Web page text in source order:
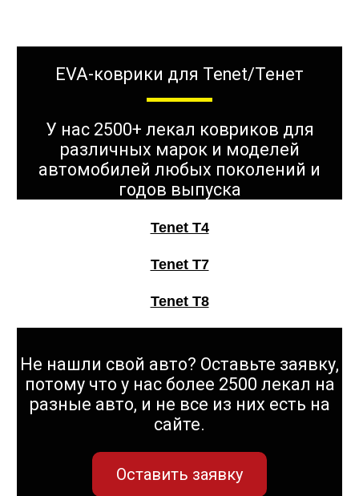
EVA-коврики для Tenet/Тенет
У нас 2500+ лекал ковриков для
различных марок и моделей
автомобилей любых поколений и
годов выпуска
Tenet T4
Tenet T7
Tenet T8
Не нашли свой авто? Оставьте заявку,
потому что у нас более 2500 лекал на
разные авто, и не все из них есть на
сайте.
Оставить заявку